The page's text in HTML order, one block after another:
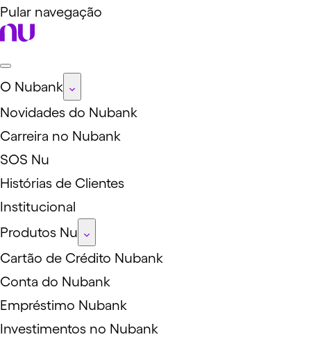
Pular navegação
O Nubank
Novidades do Nubank
Carreira no Nubank
SOS Nu
Histórias de Clientes
Institucional
Produtos Nu
Cartão de Crédito Nubank
Conta do Nubank
Empréstimo Nubank
Investimentos no Nubank